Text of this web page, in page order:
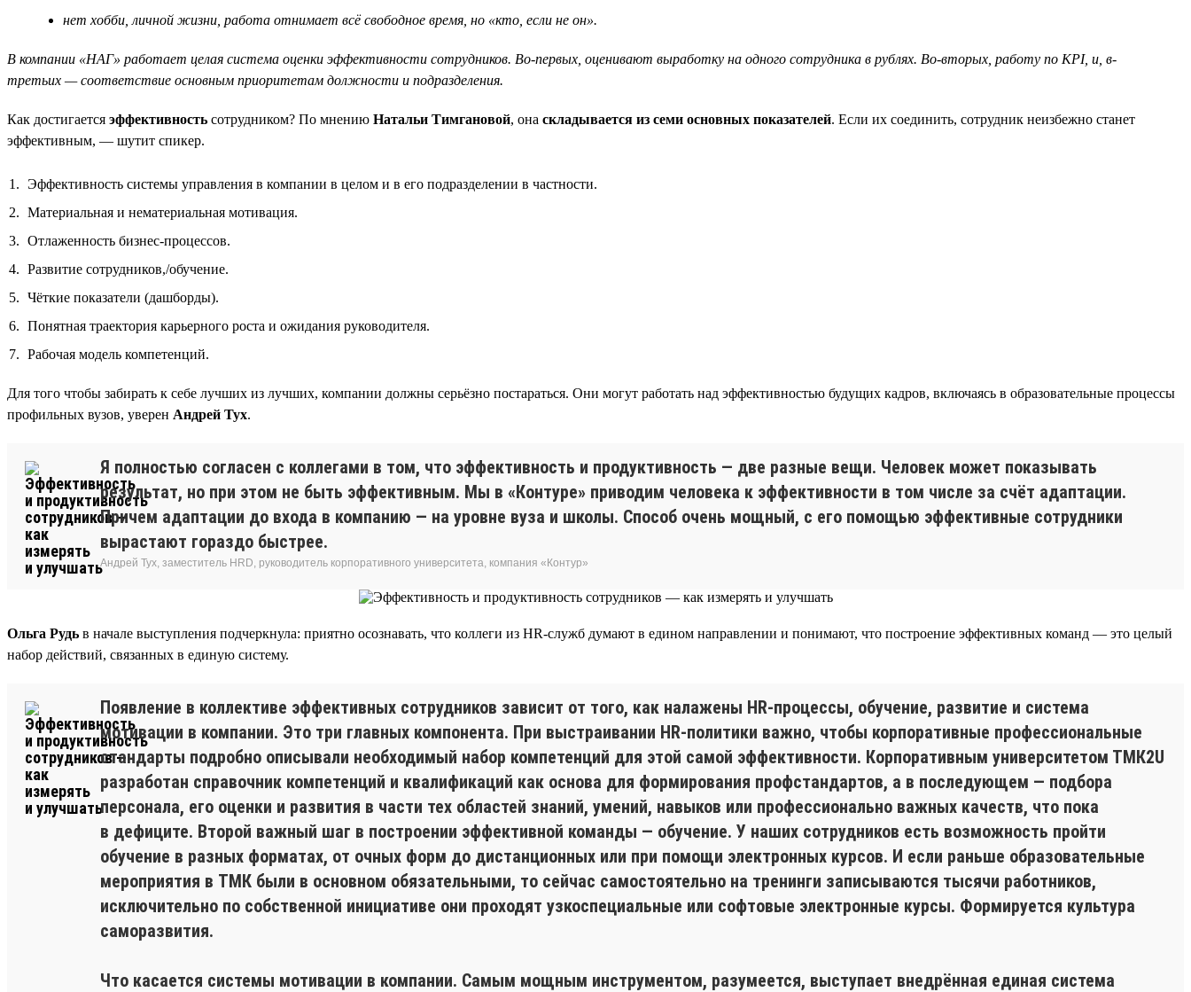
нет хобби, личной жизни, работа отнимает всё свободное время, но «кто, если не он».
В компании «НАГ» работает целая система оценки эффективности сотрудников. Во-первых, оценивают выработку на одного сотрудника в рублях. Во-вторых, работу по KPI, и, в-
третьих — соответствие основным приоритетам должности и подразделения.
Как достигается эффективность сотрудником? По мнению Натальи Тимгановой, она складывается из семи основных показателей. Если их соединить, сотрудник неизбежно станет
эффективным, — шутит спикер.
Эффективность системы управления в компании в целом и в его подразделении в частности.
Материальная и нематериальная мотивация.
Отлаженность бизнес-процессов.
Развитие сотрудников,/обучение.
Чёткие показатели (дашборды).
Понятная траектория карьерного роста и ожидания руководителя.
Рабочая модель компетенций.
Для того чтобы забирать к себе лучших из лучших, компании должны серьёзно постараться. Они могут работать над эффективностью будущих кадров, включаясь в образовательные процессы
профильных вузов, уверен Андрей Тух.
Я полностью согласен с коллегами в том, что эффективность и продуктивность — две разные вещи. Человек может показывать
результат, но при этом не быть эффективным. Мы в «Контуре» приводим человека к эффективности в том числе за счёт адаптации.
Причем адаптации до входа в компанию — на уровне вуза и школы. Способ очень мощный, с его помощью эффективные сотрудники
вырастают гораздо быстрее.
Андрей Тух, заместитель HRD, руководитель корпоративного университета, компания «Контур»
Ольга Рудь в начале выступления подчеркнула: приятно осознавать, что коллеги из HR-служб думают в едином направлении и понимают, что построение эффективных команд — это целый
набор действий, связанных в единую систему.
Появление в коллективе эффективных сотрудников зависит от того, как налажены HR-процессы, обучение, развитие и система
мотивации в компании. Это три главных компонента. При выстраивании HR-политики важно, чтобы корпоративные профессиональные
стандарты подробно описывали необходимый набор компетенций для этой самой эффективности. Корпоративным университетом ТМК2U
разработан справочник компетенций и квалификаций как основа для формирования профстандартов, а в последующем — подбора
персонала, его оценки и развития в части тех областей знаний, умений, навыков или профессионально важных качеств, что пока
в дефиците. Второй важный шаг в построении эффективной команды — обучение. У наших сотрудников есть возможность пройти
обучение в разных форматах, от очных форм до дистанционных или при помощи электронных курсов. И если раньше образовательные
мероприятия в ТМК были в основном обязательными, то сейчас самостоятельно на тренинги записываются тысячи работников,
исключительно по собственной инициативе они проходят узкоспециальные или софтовые электронные курсы. Формируется культура
саморазвития.
Что касается системы мотивации в компании. Самым мощным инструментом, разумеется, выступает внедрённая единая система